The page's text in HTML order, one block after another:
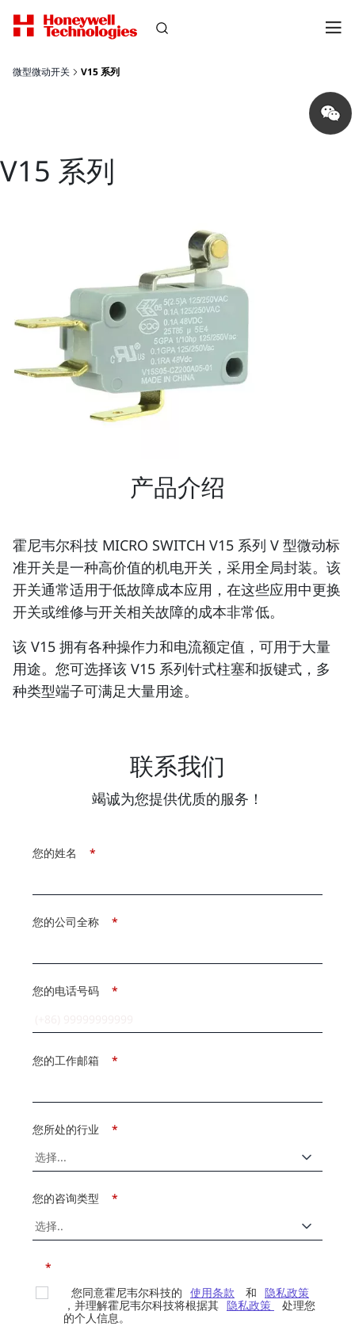
微型微动开关 V15 系列
Share
on
wechat
V15 系列
产品介绍
霍尼韦尔科技 MICRO SWITCH V15 系列 V 型微动标
准开关是一种高价值的机电开关，采用全局封装。该
开关通常适用于低故障成本应用，在这些应用中更换
开关或维修与开关相关故障的成本非常低。
该 V15 拥有各种操作力和电流额定值，可用于大量
用途。您可选择该 V15 系列针式柱塞和扳键式，多
种类型端子可满足大量用途。
联系我们
竭诚为您提供优质的服务！
*
您的姓名
*
您的公司全称
*
您的电话号码
*
您的工作邮箱
*
您所处的行业
*
您的咨询类型
*
您同意霍尼韦尔科技的 使用条款 和 隐私政策
，并理解霍尼韦尔科技将根据其 隐私政策
处理您
的个人信息。